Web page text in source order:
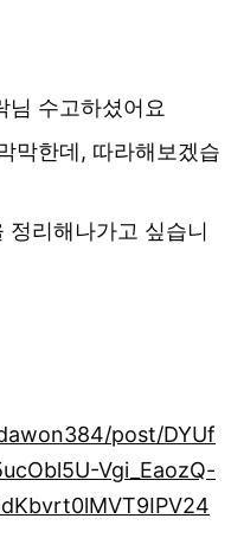
님 수고하셨어요
막한데, 따라해보겠습
정리해나가고 싶습니
post/DYUf
Vgi_EaozQ-